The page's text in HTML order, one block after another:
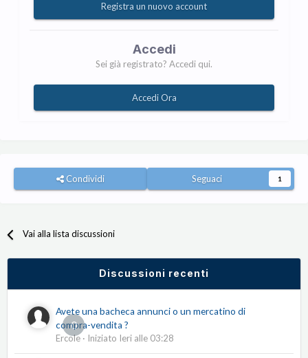
Registra un nuovo account
Accedi
Sei già registrato? Accedi qui.
Accedi Ora
Condividi Seguaci 1
Vai alla lista discussioni
Discussioni recenti
0
Avete una bacheca annunci o un mercatino di
compra-vendita ?
Ercole · Iniziato Ieri alle 03:28